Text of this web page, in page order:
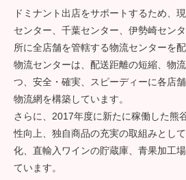
ドミナント出店をサポートするため、
センター、千葉センター、伊勢崎セン
所に全店舗を管轄する物流センターを配
物流センターは、配送距離の短縮、物
つ、安全・確実、スピーディーに各店
物流網を構築しています。
さらに、2017年度に新たに稼働した熊
性向上、独自商品の充実の取組みとし
化、直輸入ワインの貯蔵庫、青果加工
ています。